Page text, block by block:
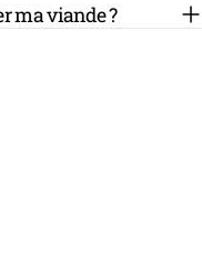
ma viande ?